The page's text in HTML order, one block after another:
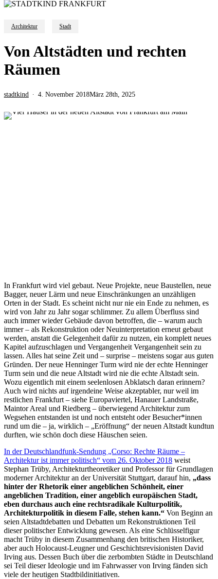
Architektur Stadt
Von Altstädten und rechten
Räumen
stadtkind 4. November 2018März 28th, 2025
In Frankfurt wird viel gebaut. Neue Projekte, neue Baustellen, neue
Bagger, neuer Lärm und neue Einschränkungen an unzähligen
Orten in der Stadt. Es scheint nicht nur nie ein Ende zu nehmen, es
wird von Jahr zu Jahr sogar schlimmer. Zu allem Überfluss sind
auch immer wieder Gebäude davon betroffen, die – warum auch
immer – als Rekonstruktion oder Neuinterpretation erneut gebaut
werden, anstatt die Gelegenheit dafür zu nutzen, ein komplett neues
Kapitel aufzuschlagen und Vergangenheit Vergangenheit sein zu
lassen. Alles hat seine Zeit und – surprise – meistens sogar aus guten
Gründen. Der neue Henninger Turm wird nie der echte Henninger
Turm sein und die neue Altstadt wird nie die echte Altstadt sein.
Wozu eigentlich mit einem seelenlosen Abklatsch daran erinnern?
Auch wird nichts auf irgendeine Weise akzeptabler, nur weil im
restlichen Frankfurt – siehe Europaviertel, Hanauer Landstraße,
Maintor Areal und Riedberg – überwiegend Architektur zum
Wegsehen entstanden ist und noch entsteht oder Besucher*innen
rund um die – ja, wirklich – „Eröffnung“ der neuen Altstadt kundtun
durften, wie schön doch diese Häuschen seien.
In der Deutschlandfunk-Sendung „Corso: Rechte Räume –
Architektur ist immer politisch“ vom 26. Oktober 2018 weist
Stephan Trüby, Architekturtheoretiker und Professor für Grundlagen
moderner Architektur an der Universität Stuttgart, darauf hin, „dass
hinter der Rhetorik einer angeblichen Schönheit, einer
angeblichen Tradition, einer angeblich europäischen Stadt,
eben durchaus auch eine rechtsradikale Kulturpolitik,
Architekturpolitik in diesem Falle, stehen kann.“ Von Beginn an
seien Altstadtdebatten und Debatten um Rekonstruktionen Teil
dieser politischer Entwicklung gewesen. Als eine Schlüsselfigur
macht Trüby in diesem Zusammenhang den britischen Historiker,
aber auch Holocaust-Leugner und Geschichtsrevisionisten David
Irving aus. Dessen Buch über die zerbombten Städte in Deutschland
sei Teil dieser Ideologie und im Fahrwasser von Irving fänden sich
viele der heutigen Stadtbildinitiativen.